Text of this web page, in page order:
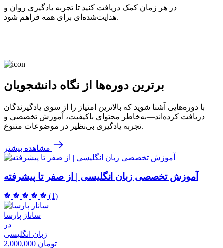
در هر زمان کمک دریافت کنید تا تجربه یادگیری روان و
هدایت‌شده‌ای برای همه فراهم شود.
برترین دوره‌ها از نگاه دانشجویان
با دوره‌هایی آشنا شوید که بالاترین امتیاز را از سوی یادگیرندگان
دریافت کرده‌اند—به‌خاطر محتوای باکیفیت، آموزش تخصصی و
تجربه یادگیری بی‌نظیر در موضوعات متنوع.
مشاهده بیشتر
آموزش تخصصی زبان انگلیسی | از صفر تا پیشرفته
(1)
ساناز پارسا
در
زبان انگلیسی
2,000,000 تومان